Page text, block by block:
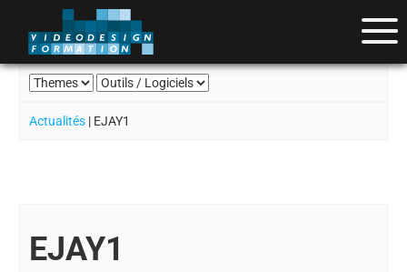
Actualités | EJAY1
EJAY1